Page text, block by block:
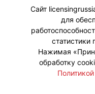
Сайт
для
статистики
Нажимая
обработку